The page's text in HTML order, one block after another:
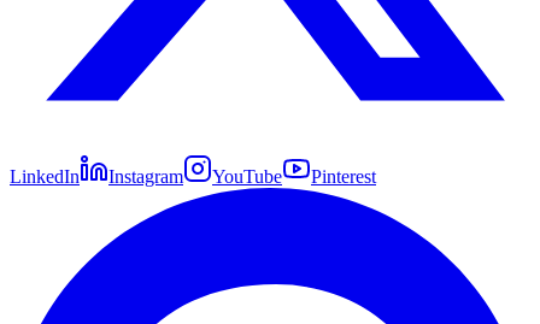
LinkedIn Instagram YouTube Pinterest